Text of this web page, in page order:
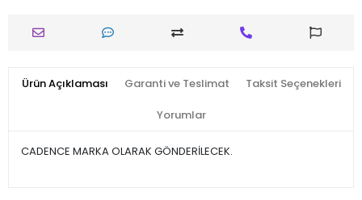
Ürün Açıklaması Garanti ve Teslimat Taksit Seçenekleri
Yorumlar
CADENCE MARKA OLARAK GÖNDERİLECEK.